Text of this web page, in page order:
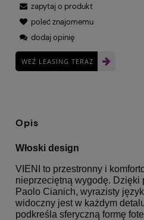
zapytaj o produkt
poleć znajomemu
dodaj opinię
WEŹ LEASING TERAZ
Opis
Włoski design
VIENI to przestronny i
nieprzeciętną wygodę. Dzięki
Paolo Cianich, wyrazisty
widoczny jest w każdym
podkreśla sferyczną formę